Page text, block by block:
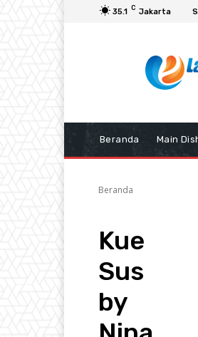
35.1 C Jakarta
Beranda Main
Beranda
Kue
Sus
by